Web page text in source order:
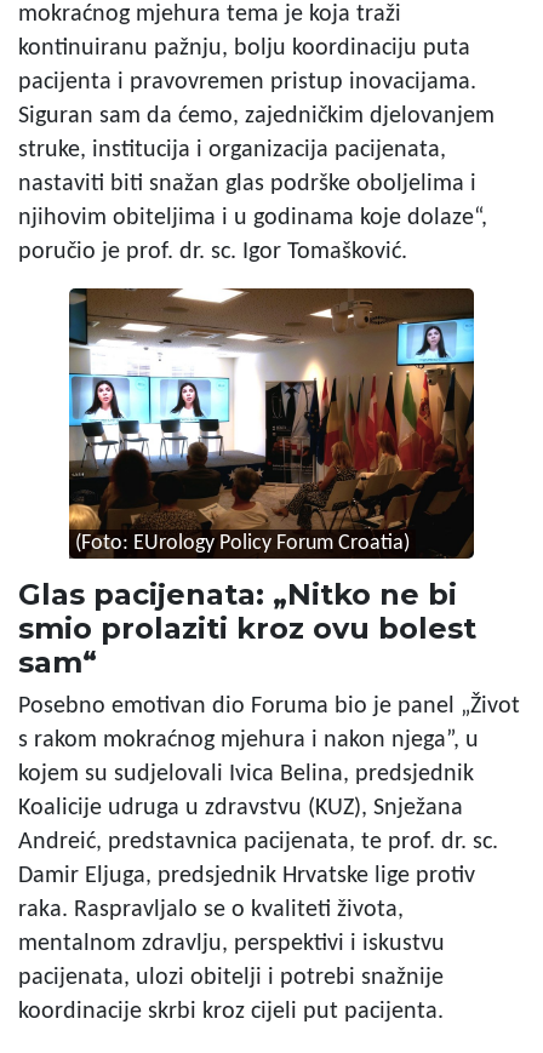
mokraćnog mjehura tema je koja traži
kontinuiranu pažnju, bolju koordinaciju puta
pacijenta i pravovremen pristup inovacijama.
Siguran sam da ćemo, zajedničkim djelovanjem
struke, institucija i organizacija pacijenata,
nastaviti biti snažan glas podrške oboljelima i
njihovim obiteljima i u godinama koje dolaze“,
poručio je prof. dr. sc. Igor Tomašković.
(Foto: EUrology Policy Forum Croatia)
Glas pacijenata: „Nitko ne bi
smio prolaziti kroz ovu bolest
sam“
Posebno emotivan dio Foruma bio je panel „Život
s rakom mokraćnog mjehura i nakon njega”, u
kojem su sudjelovali Ivica Belina, predsjednik
Koalicije udruga u zdravstvu (KUZ), Snježana
Andreić, predstavnica pacijenata, te prof. dr. sc.
Damir Eljuga, predsjednik Hrvatske lige protiv
raka. Raspravljalo se o kvaliteti života,
mentalnom zdravlju, perspektivi i iskustvu
pacijenata, ulozi obitelji i potrebi snažnije
koordinacije skrbi kroz cijeli put pacijenta.